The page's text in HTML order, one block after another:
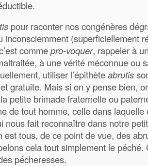
pour raconter nos congénères
inconsciemment (superficiellement
commepro-voquer, rappeler à
à une vérité méconnue ou
utiliser l’épithèteabrutis
gratuite. Mais si on y pense bien,
petite brimade fraternelle ou
de tout homme, celle dans
nous fait reconnaître dans notre
est tous, de ce point de vue, des
cela tout simplement le péché.
pécheresses.